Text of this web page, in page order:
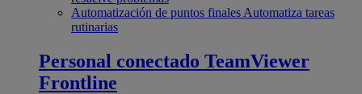
Automatización de puntos finales Automatiza tareas
rutinarias
Personal conectado TeamViewer
Frontline